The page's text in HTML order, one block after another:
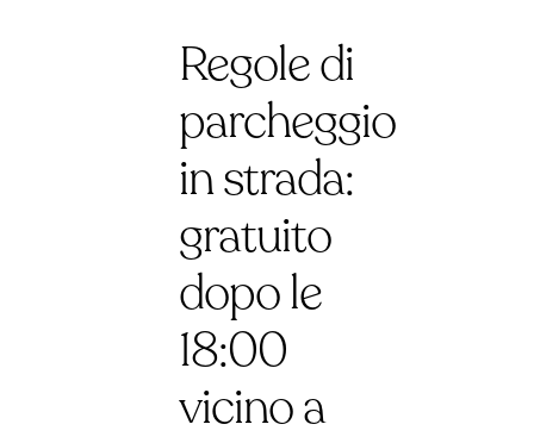
Regole di
parcheggio
in strada:
gratuito
dopo le
18:00
vicino a